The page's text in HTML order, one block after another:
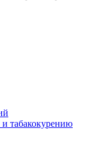
табакокурению